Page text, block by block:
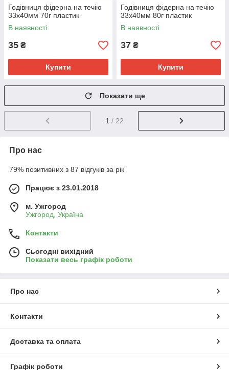
Годівниця фідерна на течію
33х40мм 70г пластик
В наявності
35 ₴
Купити
Годівниця фідерна на течію
33х40мм 80г пластик
В наявності
37 ₴
Купити
Показати ще
1 / 22
Про нас
79% позитивних з 87 відгуків за рік
Працює з 23.01.2018
м. Ужгород
Ужгород, Україна
Контакти
Сьогодні вихідний
Показати весь графік роботи
Про нас
Контакти
Доставка та оплата
Графік роботи